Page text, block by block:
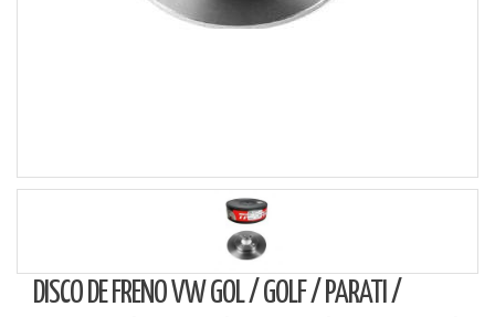
DISCO DE FRENO VW GOL / GOLF / PARATI /